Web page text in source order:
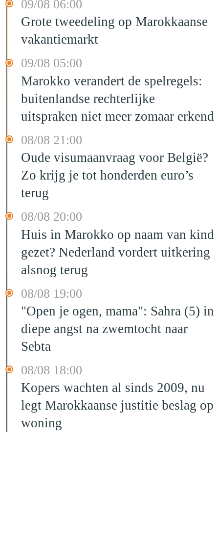
09/08 06:00
Grote tweedeling op Marokkaanse
vakantiemarkt
09/08 05:00
Marokko verandert de spelregels:
buitenlandse rechterlijke
uitspraken niet meer zomaar erkend
08/08 21:00
Oude visumaanvraag voor België?
Zo krijg je tot honderden euro’s
terug
08/08 20:00
Huis in Marokko op naam van kind
gezet? Nederland vordert uitkering
alsnog terug
08/08 19:00
"Open je ogen, mama": Sahra (5) in
diepe angst na zwemtocht naar
Sebta
08/08 18:00
Kopers wachten al sinds 2009, nu
legt Marokkaanse justitie beslag op
woning